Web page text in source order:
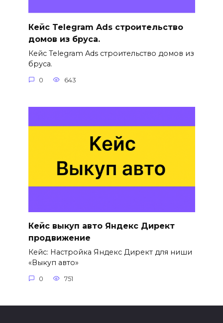
Кейс Telegram Ads строительство
домов из бруса.
Кейс Telegram Ads строительство домов из
бруса.
0 643
Кейс выкуп авто Яндекс Директ
продвижение
Кейс: Настройка Яндекс Директ для ниши
«Выкуп авто»
0 751